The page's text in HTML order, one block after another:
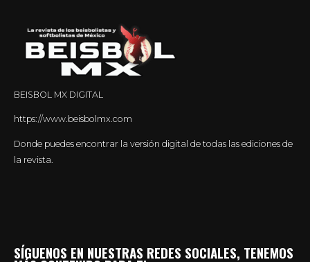
BEISBOL MX DIGITAL
https://www.beisbolmx.com
Donde puedes encontrar la versión digital de todas las ediciones de
la revista.
SÍGUENOS EN NUESTRAS REDES SOCIALES, TENEMOS